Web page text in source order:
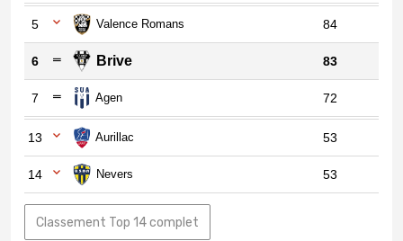
5 Valence Romans 84
6 Brive 83
7 Agen 72
13 Aurillac 53
14 Nevers 53
Classement Top 14 complet